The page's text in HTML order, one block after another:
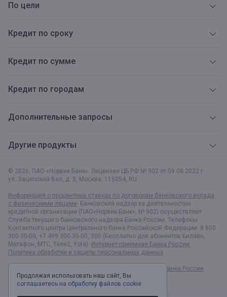
© 2026, ПАО «Норвик Банк». Лицензия ЦБ РФ № 902 от 09.08.2022 г.
ул. Зацепский Вал, д. 5, Москва, 115054, RU
Информация о процентных ставках по договорам банковского вклада
с физическими лицами. Банковский надзор за деятельностью
кредитной организации (ПАО«Норвик Банк», № 902) осуществляет
Служба текущего банковского надзора Банка России. Телефоны
Контактного центра Центрального банка Российской Федерации: 8 800
300-30-00, +7 499 300-30-00, 300 (Бесплатно для абонентов Билайн,
Мегафон, МТС, Теле2, Yota). Интернет-приемная Банка России.
Политика обработки и защиты персональных данных
Раскрытие информации в соответствии c Указанием Банка России
№6496-У
По цели
Кредит по сроку
Кредит по сумме
Кредит по городам
Дополнительные запросы
Другие продукты
Продолжая использовать наш сайт, Вы
соглашаетесь на обработку файлов cookie